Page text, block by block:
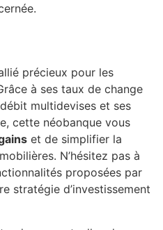
précieux pour les
à ses taux de change
multidevises et ses
cette néobanque vous
et de simplifier la
N’hésitez pas à
proposées par
stratégie d’investissement